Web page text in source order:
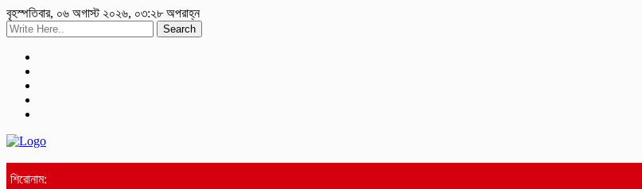
বৃহস্পতিবার, ০৬ অগাস্ট ২০২৬, ০৩:২৮ অপরাহ্ন
Search
শিরোনাম: